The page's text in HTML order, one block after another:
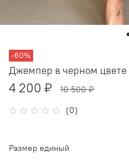
-60%
(0)
Джемпер в черном цвете
4 200 ₽ 10 500 ₽
Размер единый